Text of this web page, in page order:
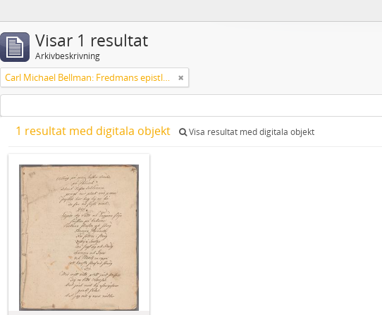
Visar 1 resultat
Arkivbeskrivning
Carl Michael Bellman: Fredmans epistlar och sånger m.fl. Bellman-texter
1 resultat med digitala objekt Visa resultat med digitala objekt